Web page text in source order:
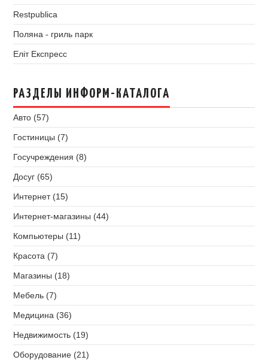
Restpublica
Поляна - гриль парк
Еліт Експресс
РАЗДЕЛЫ ИНФОРМ-КАТАЛОГА
Авто (57)
Гостиницы (7)
Госучреждения (8)
Досуг (65)
Интернет (15)
Интернет-магазины (44)
Компьютеры (11)
Красота (7)
Магазины (18)
Мебель (7)
Медицина (36)
Недвижимость (19)
Оборудование (21)